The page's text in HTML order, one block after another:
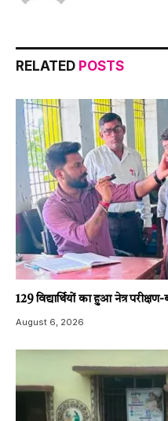
RELATED POSTS
129 विद्यार्थियों का हुआ नेत्र
August 6, 2026